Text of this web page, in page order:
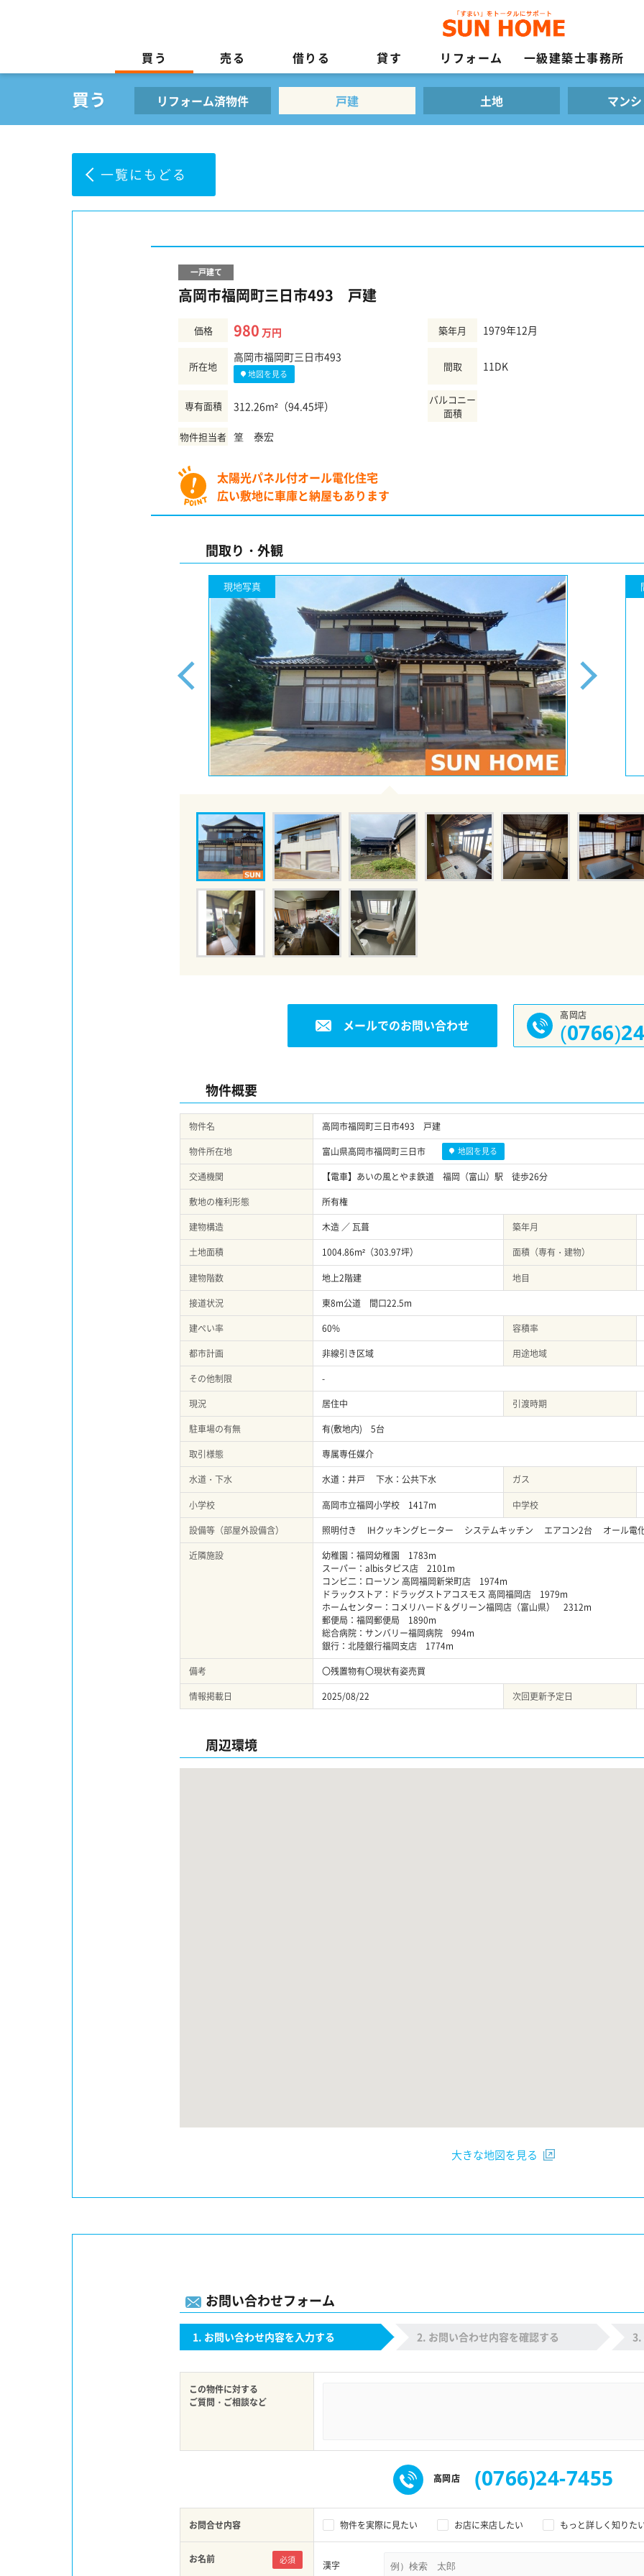
買う 売る 借りる 貸す リフォーム 一級建築士事務所
リフォーム済物件 戸建 土地 マン
一覧にもどる
一戸建て
高岡市福岡町三日市493 戸建
価格 980 万円 築年月 1979年12月
所在地
高岡市福岡町三日市493
地図を見る
間取 11DK
専有面積 312.26m²（94.45坪）
バルコニー
面積
物件担当者 篁 泰宏
太陽光パネル付オール電化住宅
広い敷地に車庫と納屋もあります
間取り・外観
現地写真
メールでのお問い合わせ
高岡店
物件概要
物件名
高岡市福岡町三日市493 戸建
物件所在地
富山県高岡市福岡町三日市 地図を見る
交通機関
【電車】あいの風とやま鉄道 福岡（富山）駅 徒歩26分
敷地の権利形態
所有権
建物構造
木造 ／ 瓦葺 築年月
土地面積
1004.86m²（303.97坪） 面積（専有・建物）
建物階数
地上2階建 地目
接道状況
東8m公道 間口22.5m
建ぺい率
60% 容積率
都市計画
非線引き区域 用途地域
その他制限
-
現況
居住中 引渡時期
駐車場の有無
有(敷地内) 5台
取引様態
専属専任媒介
水道・下水
水道：井戸 下水：公共下水 ガス
小学校
高岡市立福岡小学校 1417m 中学校
設備等（部屋外設備含）
照明付き IHクッキングヒーター システムキッチン エアコン2台 オール
近隣施設
幼稚園：福岡幼稚園 1783m
スーパー：albisタピス店 2101m
コンビ二：ローソン 高岡福岡新栄町店 1974m
ドラックストア：ドラッグストアコスモス 高岡福岡店 1979m
ホームセンター：コメリハード＆グリーン福岡店（富山県） 2312m
郵便局：福岡郵便局 1890m
総合病院：サンバリー福岡病院 994m
銀行：北陸銀行福岡支店 1774m
備考
〇残置物有〇現状有姿売買
情報掲載日
2025/08/22 次回更新予定日
周辺環境
大きな地図を見る
お問い合わせフォーム
お問い合わせ内容を入力する お問い合わせ内容を確認する
この物件に対する
ご質問・ご相談など
高岡店 (0766)24-7455
お問合せ内容 物件を実際に見たい お店に来店したい もっと詳しく知りた
お名前 必須 漢字